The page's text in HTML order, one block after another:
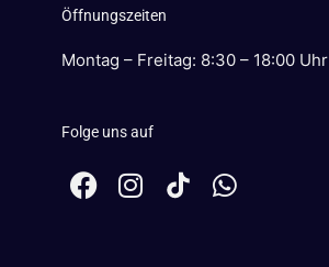
Öffnungszeiten
Montag – Freitag: 8:30 – 18:00 Uhr
Folge uns auf
F
a
I
n
W
h